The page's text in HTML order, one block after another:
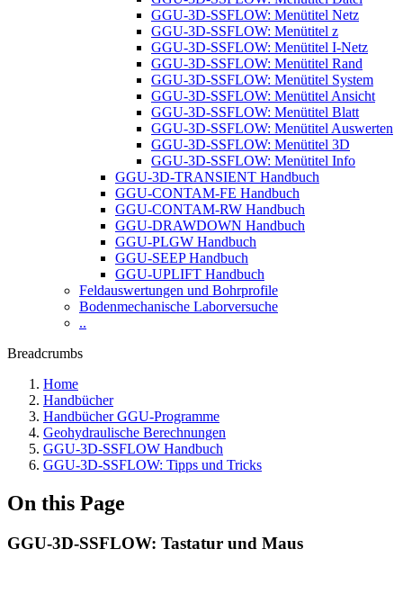
GGU-3D-SSFLOW: Menütitel Netz
GGU-3D-SSFLOW: Menütitel z
GGU-3D-SSFLOW: Menütitel I-Netz
GGU-3D-SSFLOW: Menütitel Rand
GGU-3D-SSFLOW: Menütitel System
GGU-3D-SSFLOW: Menütitel Ansicht
GGU-3D-SSFLOW: Menütitel Blatt
GGU-3D-SSFLOW: Menütitel Auswerten
GGU-3D-SSFLOW: Menütitel 3D
GGU-3D-SSFLOW: Menütitel Info
GGU-3D-TRANSIENT Handbuch
GGU-CONTAM-FE Handbuch
GGU-CONTAM-RW Handbuch
GGU-DRAWDOWN Handbuch
GGU-PLGW Handbuch
GGU-SEEP Handbuch
GGU-UPLIFT Handbuch
Feldauswertungen und Bohrprofile
Bodenmechanische Laborversuche
..
Breadcrumbs
Home
Handbücher
Handbücher GGU-Programme
Geohydraulische Berechnungen
GGU-3D-SSFLOW Handbuch
GGU-3D-SSFLOW: Tipps und Tricks
On this Page
GGU-3D-SSFLOW: Tastatur und Maus